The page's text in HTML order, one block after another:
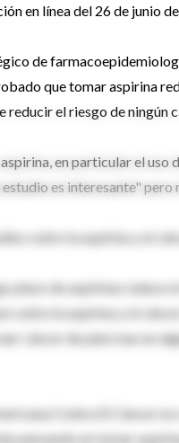
en línea del 26 de junio
de
que tomar aspirina
reducir el riesgo de ningún
en particular el uso
es interesante" pero
sobre la aspirina y el
plazo de aspirinas
sobre la aspirina y el
cáncer de páncreas en
Contra El Cáncer
pensando en tomar